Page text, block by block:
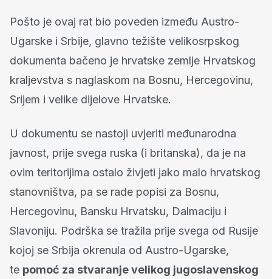
Pošto je ovaj rat bio poveden između Austro-
Ugarske i Srbije, glavno težište velikosrpskog
dokumenta bačeno je hrvatske zemlje Hrvatskog
kraljevstva s naglaskom na Bosnu, Hercegovinu,
Srijem i velike dijelove Hrvatske.
U dokumentu se nastoji uvjeriti međunarodna
javnost, prije svega ruska (i britanska), da je na
ovim teritorijima ostalo živjeti jako malo hrvatskog
stanovništva, pa se rade popisi za Bosnu,
Hercegovinu, Bansku Hrvatsku, Dalmaciju i
Slavoniju. Podrška se tražila prije svega od Rusije
kojoj se Srbija okrenula od Austro-Ugarske,
te pomoć za stvaranje velikog jugoslavenskog